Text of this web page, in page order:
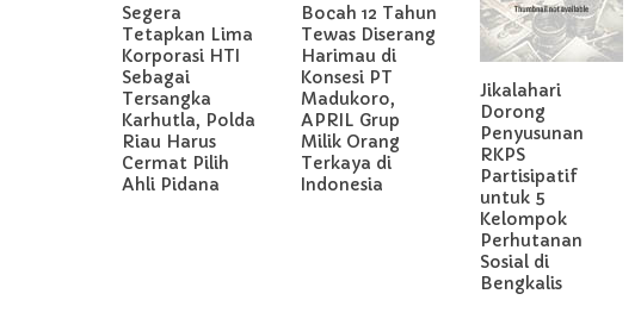
Segera
Tetapkan Lima
Korporasi HTI
Sebagai
Tersangka
Karhutla, Polda
Riau Harus
Cermat Pilih
Ahli Pidana
Bocah 12 Tahun
Tewas Diserang
Harimau di
Konsesi PT
Madukoro,
APRIL Grup
Milik Orang
Terkaya di
Indonesia
Jikalahari
Dorong
Penyusunan
RKPS
Partisipatif
untuk 5
Kelompok
Perhutanan
Sosial di
Bengkalis